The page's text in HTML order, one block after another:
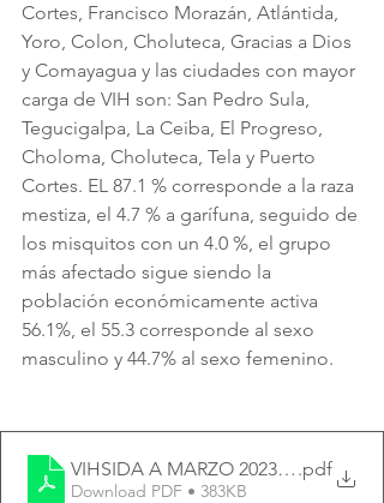
Cortes, Francisco Morazán, Atlántida,
Yoro, Colon, Choluteca, Gracias a Dios
y Comayagua y las ciudades con mayor
carga de VIH son: San Pedro Sula,
Tegucigalpa, La Ceiba, El Progreso,
Choloma, Choluteca, Tela y Puerto
Cortes. EL 87.1 % corresponde a la raza
mestiza, el 4.7 % a garífuna, seguido de
los misquitos con un 4.0 %, el grupo
más afectado sigue siendo la
población económicamente activa
56.1%, el 55.3 corresponde al sexo
masculino y 44.7% al sexo femenino.
VIHSIDA A MARZO 2023 (1).pdf
Download PDF • 383KB